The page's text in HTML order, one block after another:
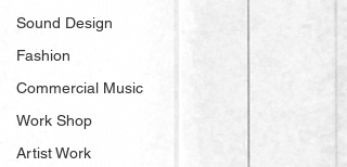
Sound Design
Fashion
Commercial Music
Work Shop
Artist Work